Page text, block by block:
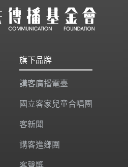
旗下品牌
講客廣播電臺
國立客家兒童合唱團
客新聞
講客進鄉團
客聲獎